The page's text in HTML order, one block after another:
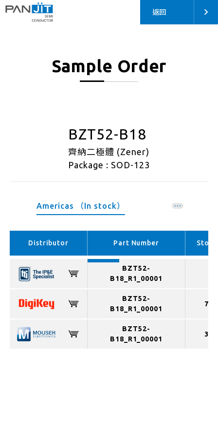
返回
Sample Order
BZT52-B18
齊納二極體 (Zener)
Package : SOD-123
Americas （In stock）
APAC （In stock）
Distributor Part Number Stock
BZT52-
B18_R1_00001
BZT52-
B18_R1_00001
BZT52-
B18_R1_00001